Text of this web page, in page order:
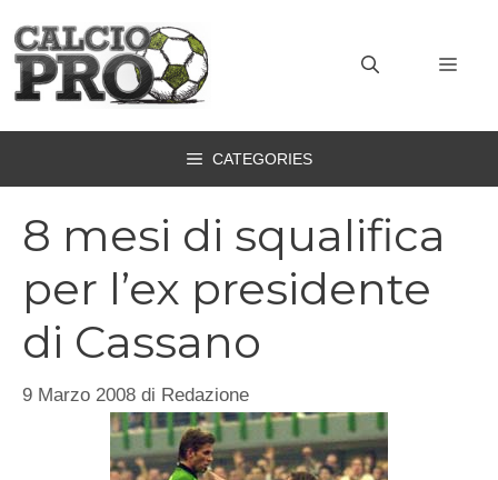
contenuto
CATEGORIES
8 mesi di squalifica
per l’ex presidente
di Cassano
9 Marzo 2008 di Redazione